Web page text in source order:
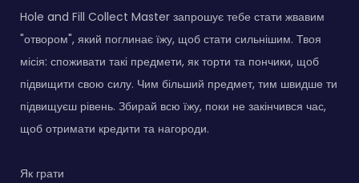
Hole and Fill Collect Master запрошує тебе стати жвавим
"отвором", який поглинає їжу, щоб стати сильнішим. Твоя
місія: споживати такі предмети, як торти та пончики, щоб
підвищити свою силу. Чим більший предмет, тим швидше ти
підвищуєш рівень. Збирай всю їжу, поки не закінчився час,
щоб отримати кредити та нагороди.
Як грати